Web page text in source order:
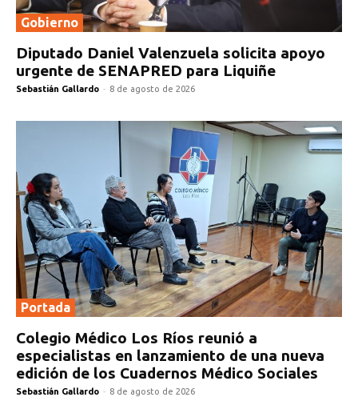
Gobierno
Diputado Daniel Valenzuela solicita apoyo
urgente de SENAPRED para Liquiñe
Sebastián Gallardo - 8 de agosto de 2026
Portada
Colegio Médico Los Ríos reunió a
especialistas en lanzamiento de una nueva
edición de los Cuadernos Médico Sociales
Sebastián Gallardo - 8 de agosto de 2026